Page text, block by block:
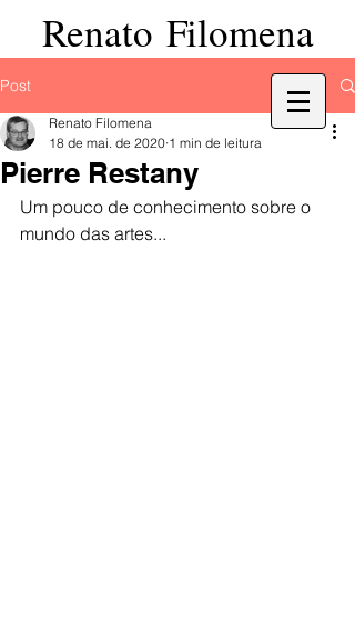
Renato Filomena
Post
Pierre Restany
Renato Filomena
18 de mai. de 2020 1 min de leitura
Um pouco de conhecimento sobre o
mundo das artes...